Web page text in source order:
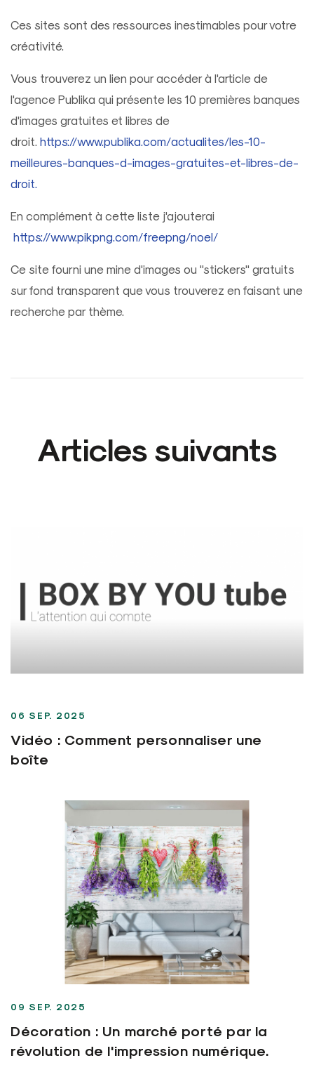
Ces sites sont des ressources inestimables pour votre
créativité.
Vous trouverez un lien pour accéder à l'article de
l'agence Publika qui présente les 10 premières banques
d'images gratuites et libres de
droit. https://www.publika.com/actualites/les-10-
meilleures-banques-d-images-gratuites-et-libres-de-
droit
En complément à cette liste j'ajouterai
https://www.pikpng.com/freepng/noel/
Ce site fourni une mine d'images ou "stickers" gratuits
sur fond transparent que vous trouverez en faisant une
recherche par thème.
Articles suivants
06 SEP. 2025
Vidéo : Comment personnaliser une
boîte
09 SEP. 2025
Décoration : Un marché porté par la
révolution de l'impression numérique.